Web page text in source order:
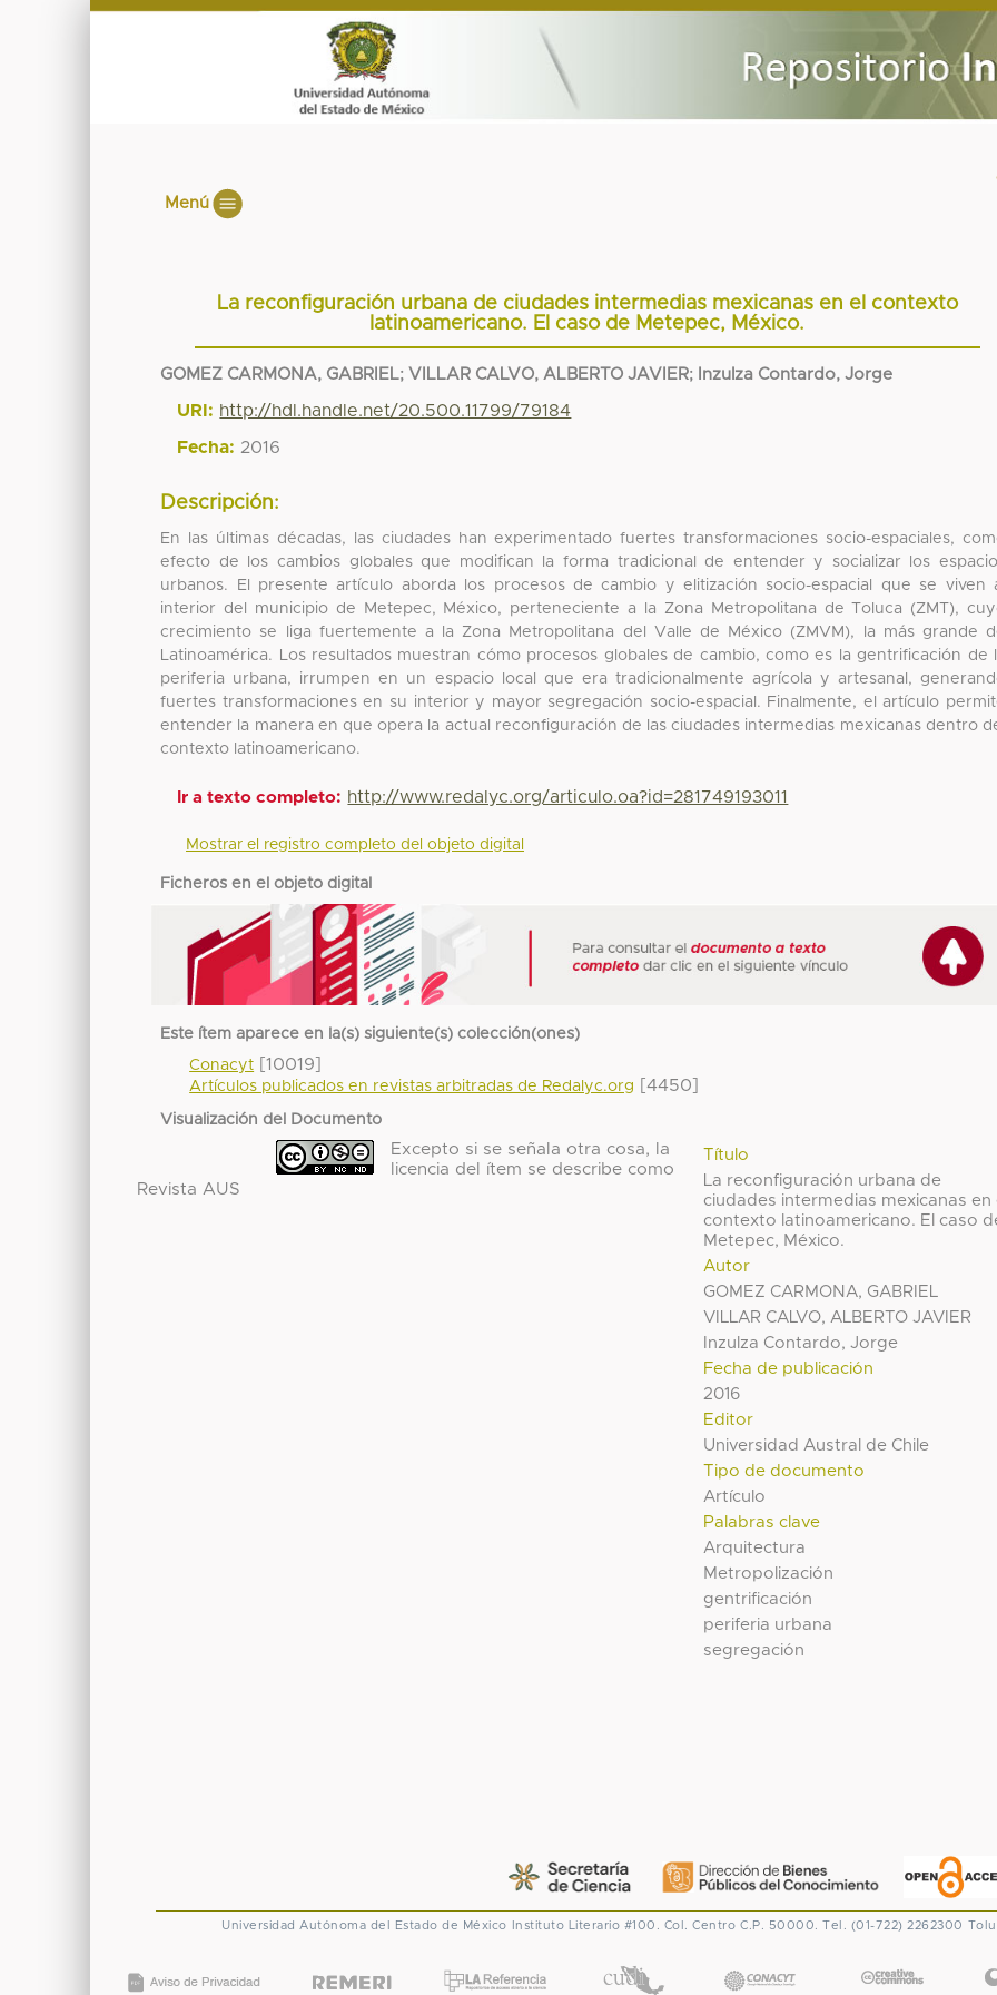
Menú
La reconfiguración urbana de ciudades intermedias mexicanas en el contexto
latinoamericano. El caso de Metepec, México.
GOMEZ CARMONA, GABRIEL; VILLAR CALVO, ALBERTO JAVIER; Inzulza Contardo, Jorge
URI: http://hdl.handle.net/20.500.11799/79184
Fecha: 2016
Descripción:
En las últimas décadas, las ciudades han experimentado fuertes transformaciones socio-espaciales,
efecto de los cambios globales que modifican la forma tradicional de entender y socializar los
urbanos. El presente artículo aborda los procesos de cambio y elitización socio-espacial que se viven
interior del municipio de Metepec, México, perteneciente a la Zona Metropolitana de Toluca (ZMT),
crecimiento se liga fuertemente a la Zona Metropolitana del Valle de México (ZMVM), la más grande
Latinoamérica. Los resultados muestran cómo procesos globales de cambio, como es la gentrificación de
periferia urbana, irrumpen en un espacio local que era tradicionalmente agrícola y artesanal,
fuertes transformaciones en su interior y mayor segregación socio-espacial. Finalmente, el artículo
entender la manera en que opera la actual reconfiguración de las ciudades intermedias mexicanas dentro
contexto latinoamericano.
Ir a texto completo: http://www.redalyc.org/articulo.oa?id=281749193011
Mostrar el registro completo del objeto digital
Ficheros en el objeto digital
Este ítem aparece en la(s) siguiente(s) colección(ones)
Conacyt [10019]
Artículos publicados en revistas arbitradas de Redalyc.org [4450]
Visualización del Documento
Título
La reconfiguración urbana de
ciudades intermedias mexicanas en
contexto latinoamericano. El caso
Metepec, México.
Autor
GOMEZ CARMONA, GABRIEL
VILLAR CALVO, ALBERTO JAVIER
Inzulza Contardo, Jorge
Fecha de publicación
2016
Editor
Universidad Austral de Chile
Tipo de documento
Artículo
Palabras clave
Arquitectura
Metropolización
gentrificación
periferia urbana
segregación
Excepto si se señala otra cosa, la
licencia del ítem se describe como
Revista AUS
Universidad Autónoma del Estado de México Instituto Literario #100. Col. Centro C.P. 50000. Tel. (01-722) 2262300